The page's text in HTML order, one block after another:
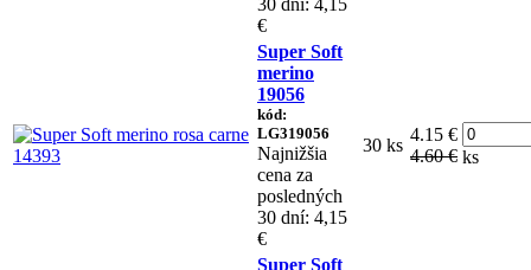
30 dní: 4,15
€
Super Soft
merino
19056
kód:
LG319056
Najnižšia
cena za
posledných
30 dní: 4,15
€
30 ks
4.15 €
4.60 € ks
Super Soft